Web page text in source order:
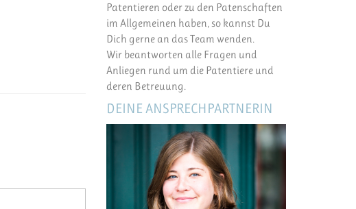
Patentieren oder zu den Patenschaften
im Allgemeinen haben, so kannst Du
Dich gerne an das Team wenden.
Wir beantworten alle Fragen und
Anliegen rund um die Patentiere und
deren Betreuung.
DEINE ANSPRECHPARTNERIN